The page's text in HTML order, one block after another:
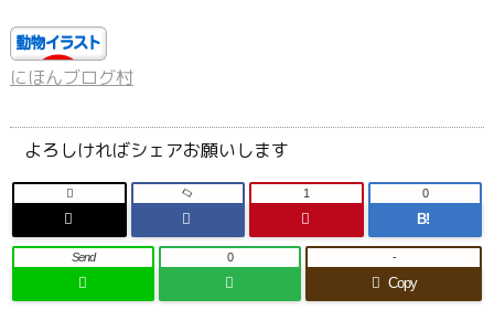
にほんブログ村
よろしければシェアお願いします
 1
B!
0
Send 0
Copy
-